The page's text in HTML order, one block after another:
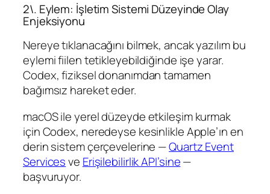
2\. Eylem: İşletim Sistemi Düzeyinde Olay
Enjeksiyonu
Nereye tıklanacağını bilmek, ancak yazılım bu
eylemi fiilen tetikleyebildiğinde işe yarar.
Codex, fiziksel donanımdan tamamen
bağımsız hareket eder.
macOS ile yerel düzeyde etkileşim kurmak
için Codex, neredeyse kesinlikle Apple’ın en
derin sistem çerçevelerine —Quartz Event
Servicesve Erişilebilirlik API’sine—
başvuruyor.